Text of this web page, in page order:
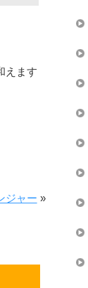
えます
ジャー »